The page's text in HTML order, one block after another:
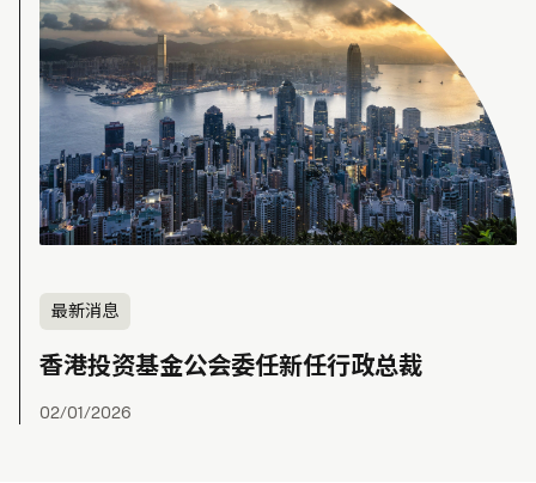
最新消息
香港投资基金公会委任新任行政总裁
02/01/2026